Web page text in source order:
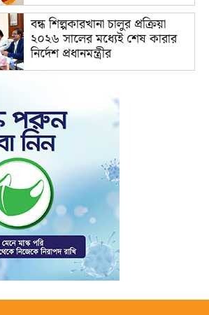
বন্ধ শিল্পকারখানা চালুর প্রক্রিয়া
২০২৬ সালের মধ্যেই শেষ কারার
নির্দেশ প্রধানমন্ত্রীর